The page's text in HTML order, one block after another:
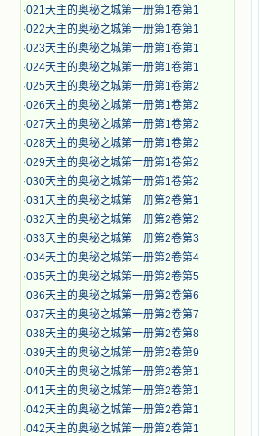
·021天主的奥秘之城第一册第1卷第1
·022天主的奥秘之城第一册第1卷第1
·023天主的奥秘之城第一册第1卷第1
·024天主的奥秘之城第一册第1卷第1
·025天主的奥秘之城第一册第1卷第2
·026天主的奥秘之城第一册第1卷第2
·027天主的奥秘之城第一册第1卷第2
·028天主的奥秘之城第一册第1卷第2
·029天主的奥秘之城第一册第1卷第2
·030天主的奥秘之城第一册第1卷第2
·031天主的奥秘之城第一册第2卷第1
·032天主的奥秘之城第一册第2卷第2
·033天主的奥秘之城第一册第2卷第3
·034天主的奥秘之城第一册第2卷第4
·035天主的奥秘之城第一册第2卷第5
·036天主的奥秘之城第一册第2卷第6
·037天主的奥秘之城第一册第2卷第7
·038天主的奥秘之城第一册第2卷第8
·039天主的奥秘之城第一册第2卷第9
·040天主的奥秘之城第一册第2卷第1
·041天主的奥秘之城第一册第2卷第1
·042天主的奥秘之城第一册第2卷第1
·042天主的奥秘之城第一册第2卷第1